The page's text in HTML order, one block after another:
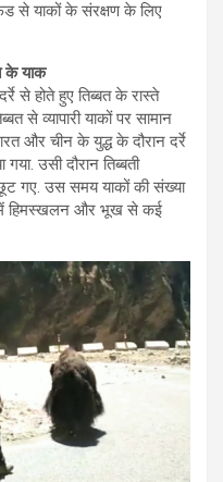
से याकों के संरक्षण के लिए
के याक
से होते हुए तिब्बत के रास्ते
से व्यापारी याकों पर सामान
और चीन के युद्ध के दौरान दर्रे
उसी दौरान तिब्बती
छूट गए. उस समय याकों की संख्या
में हिमस्खलन और भूख से कई